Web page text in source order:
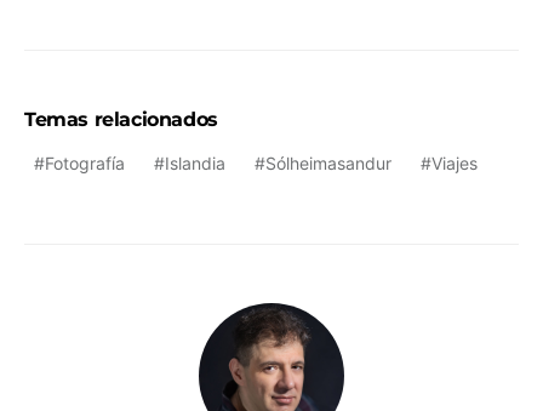
Temas relacionados
Fotografía Islandia Sólheimasandur Viajes